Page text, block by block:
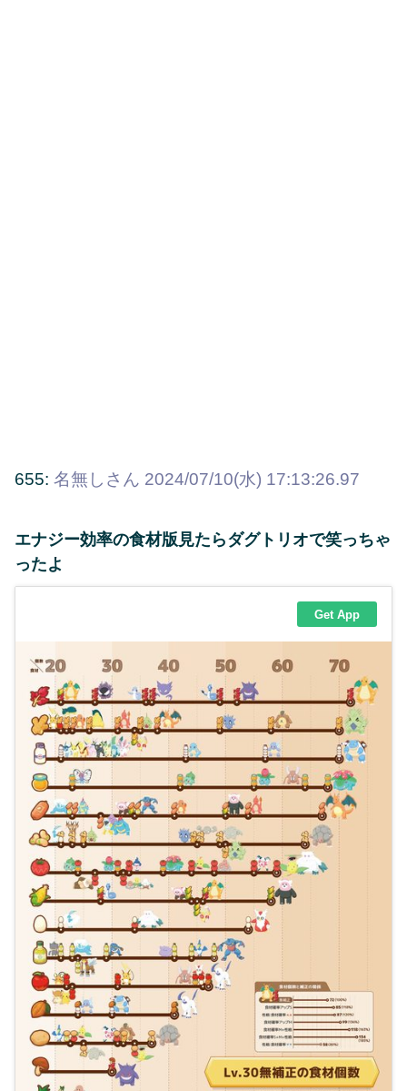
655: 名無しさん 2024/07/10(水) 17:13:26.97
エナジー効率の食材版見たらダグトリオで笑っちゃ
ったよ